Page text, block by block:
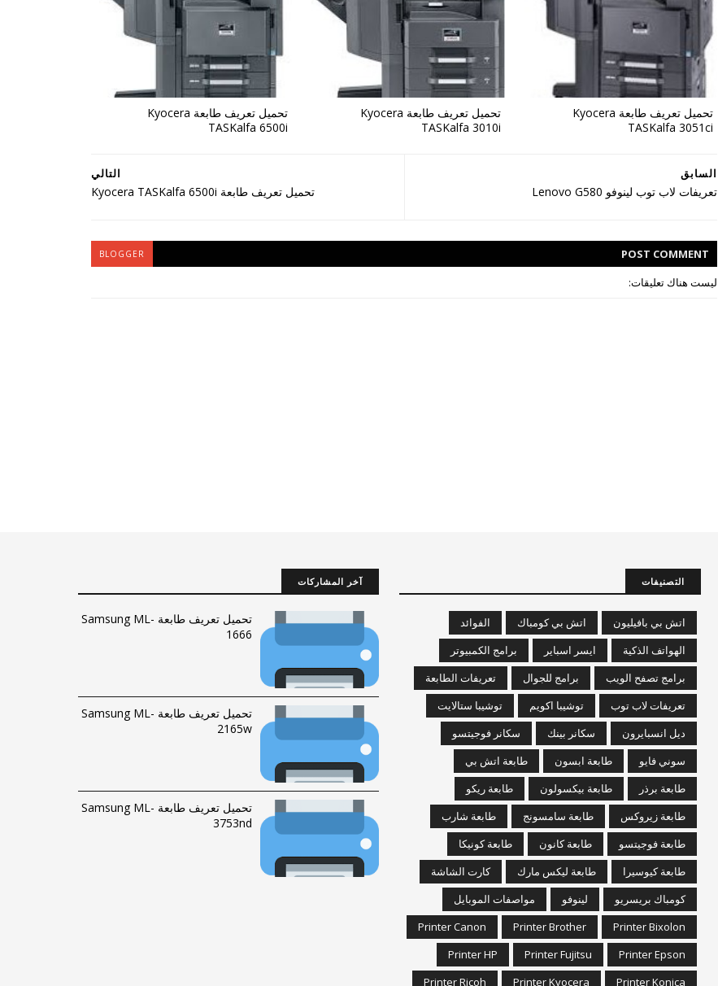
تحميل تعريف طابعة Kyocera
TASKalfa 3051ci
تحميل تعريف طابعة Kyocera
TASKalfa 3010i
تحميل تعريف طابعة Kyocera
TASKalfa 6500i
التالي
تحميل تعريف طابعة Kyocera TASKalfa 6500i
السابق
تعريفات لاب توب لينوفو Lenovo G580
POST COMMENT
BLOGGER
ليست هناك تعليقات:
التصنيفات
اتش بي بافيليون اتش بي كومباك
الفوائد
الهواتف الذكية
ايسر اسباير
برامج الكمبيوتر
برامج تصفح الويب
برامج للجوال
تعريفات الطابعة
تعريفات لاب توب
توشيبا اكويم
توشيبا ستالايت
ديل انسبايرون
سكانر بينك
سكانر فوجيتسو
سوني فايو
طابعة ابسون
طابعة اتش بي
طابعة برذر
طابعة بيكسولون
طابعة ريكو
طابعة زيروكس
طابعة سامسونج
طابعة شارب
طابعة فوجيتسو
طابعة كانون
طابعة كونيكا
طابعة كيوسيرا
طابعة ليكس مارك
كارت الشاشة
كومباك بريسريو
لينوفو
مواصفات الموبايل
Printer Bixolon
Printer Brother
Printer Canon
Printer Epson
Printer Fujitsu
Printer HP
Printer Konica
Printer Kyocera
Printer Ricoh
آخر المشاركات
تحميل تعريف طابعة Samsung ML-
1666
تحميل تعريف طابعة Samsung ML-
2165w
تحميل تعريف طابعة Samsung ML-
3753nd